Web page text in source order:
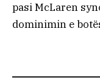
pasi McLaren
dominimin e